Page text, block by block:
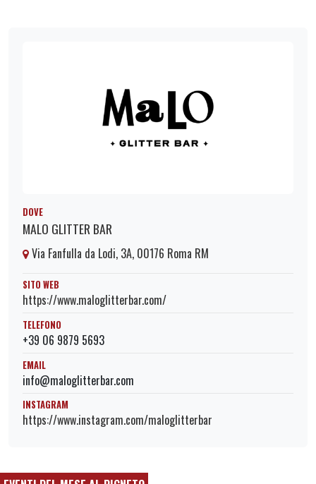
DOVE
MALO GLITTER BAR
Via Fanfulla da Lodi, 3A, 00176 Roma RM
SITO WEB
https://www.maloglitterbar.com/
TELEFONO
+39 06 9879 5693
EMAIL
info@maloglitterbar.com
INSTAGRAM
https://www.instagram.com/maloglitterbar